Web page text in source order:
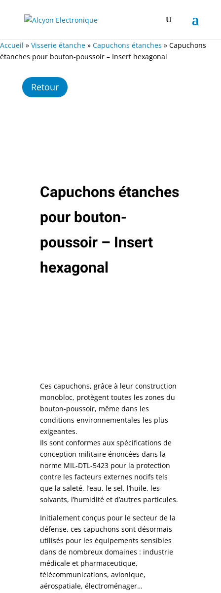
Accueil » Visserie étanche » Capuchons étanches » Capuchons
étanches pour bouton-poussoir – Insert hexagonal
Retour
Capuchons étanches
pour bouton-
poussoir – Insert
hexagonal
Ces capuchons, grâce à leur construction
monobloc, protègent toutes les zones du
bouton-poussoir, même dans les
conditions environnementales les plus
exigeantes.
Ils sont conformes aux spécifications de
conception militaire énoncées dans la
norme MIL-DTL-5423 pour la protection
contre les facteurs externes nocifs tels
que la saleté, l’eau, le sel, l’huile, les
solvants, l’humidité et d’autres particules.
Initialement conçus pour le secteur de la
défense, ces capuchons sont désormais
utilisés pour les équipements sensibles
dans de nombreux domaines : industrie
médicale et pharmaceutique,
télécommunications, avionique,
aérospatiale, électroménager…